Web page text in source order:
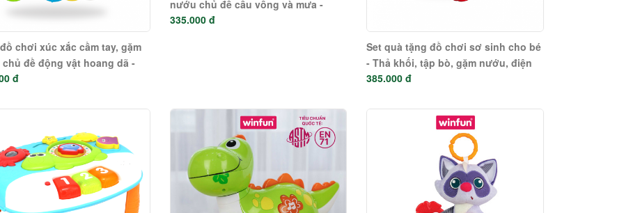
chơi xúc xắc cầm tay, gặm
đề động vật hoang dã -
0634-NL
đ
nướu chủ đề cầu vồng và mưa -
Winfun 3030-NL
335.000 đ
Set quà tặng đồ chơi sơ sinh cho bé
- Thả khối, tập bò, gặm nướu, điện
thoại cầm tay Winfun 3035-NL
385.000 đ